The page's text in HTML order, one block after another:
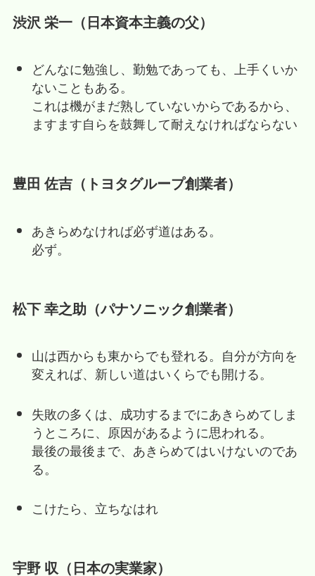
渋沢 栄一（日本資本主義の父）
どんなに勉強し、勤勉であっても、上手くいか
ないこともある。
これは機がまだ熟していないからであるから、
ますます自らを鼓舞して耐えなければならない
豊田 佐吉（トヨタグループ創業者）
あきらめなければ必ず道はある。
必ず。
松下 幸之助（パナソニック創業者）
山は西からも東からでも登れる。自分が方向を
変えれば、新しい道はいくらでも開ける。
失敗の多くは、成功するまでにあきらめてしま
うところに、原因があるように思われる。
最後の最後まで、あきらめてはいけないのであ
る。
こけたら、立ちなはれ
宇野 収（日本の実業家）